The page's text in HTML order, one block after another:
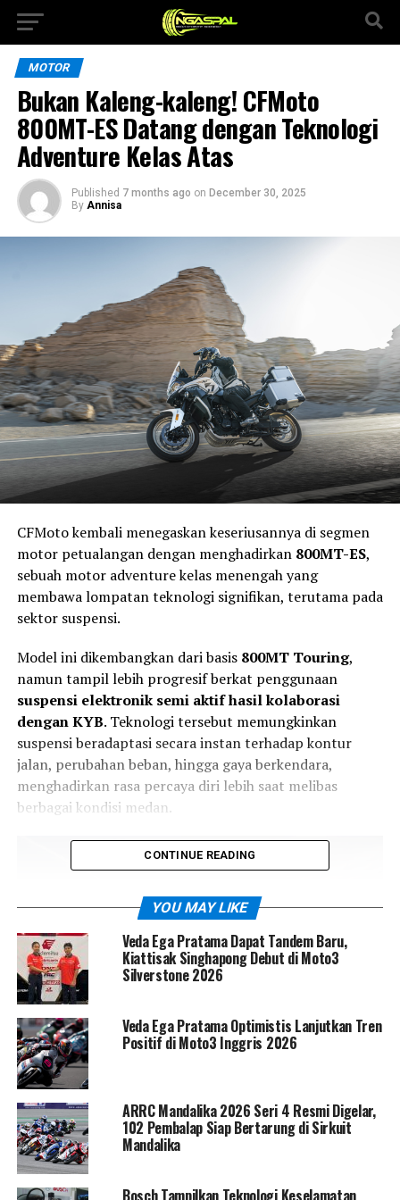
MOTOR
Bukan Kaleng-kaleng! CFMoto
800MT-ES Datang dengan Teknologi
Adventure Kelas Atas
Published 7 months ago on December 30, 2025
By Annisa
CFMoto kembali menegaskan keseriusannya di segmen
motor petualangan dengan menghadirkan 800MT-ES,
sebuah motor adventure kelas menengah yang
membawa lompatan teknologi signifikan, terutama pada
sektor suspensi.
Model ini dikembangkan dari basis 800MT Touring,
namun tampil lebih progresif berkat penggunaan
suspensi elektronik semi aktif hasil kolaborasi
dengan KYB. Teknologi tersebut memungkinkan
suspensi beradaptasi secara instan terhadap kontur
jalan, perubahan beban, hingga gaya berkendara,
menghadirkan rasa percaya diri lebih saat melibas
berbagai kondisi medan.
Tidak hanya mengandalkan kenyamanan, CFMoto juga
membekali 800MT-ES dengan perangkat keselamatan
mutakhir. Sistemkontrol stabilitas Bosch,IMU enam
sumbu, serta empat mode berkendara
kombinasi yang dirancang untuk menjaga traksi dan
CONTINUE READING
YOU MAY LIKE
Veda Ega Pratama Dapat Tandem Baru,
Kiattisak Singhapong Debut di Moto3
Silverstone 2026
Veda Ega Pratama Optimistis Lanjutkan Tren
Positif di Moto3 Inggris 2026
ARRC Mandalika 2026 Seri 4 Resmi Digelar,
102 Pembalap Siap Bertarung di Sirkuit
Mandalika
Bosch Tampilkan Teknologi Keselamatan